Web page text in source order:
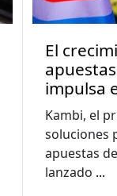
El
impulsa
niveles,
informe
Mundo
Kambi, el
soluciones
apuestas
lanzado ...